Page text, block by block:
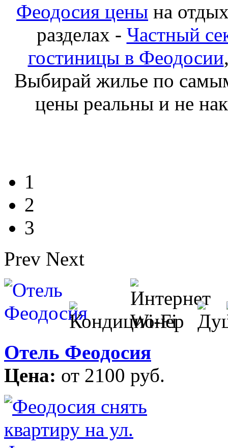
Феодосия цены на
разделах - Частный
гостиницы в Феодосии
Выбирай жилье по
цены реальны и не
1
2
3
Prev Next
Отель Феодосия
Цена: от 2100 руб.